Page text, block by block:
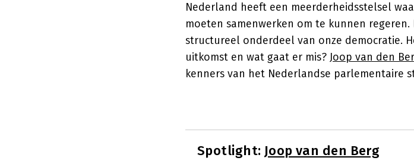
Nederland heeft een meerderheidsstelsel
moeten samenwerken om te kunnen
structureel onderdeel van onze democratie.
uitkomst en wat gaat er mis? Joop van den
kenners van het Nederlandse parlementaire
Spotlight: Joop van den Berg